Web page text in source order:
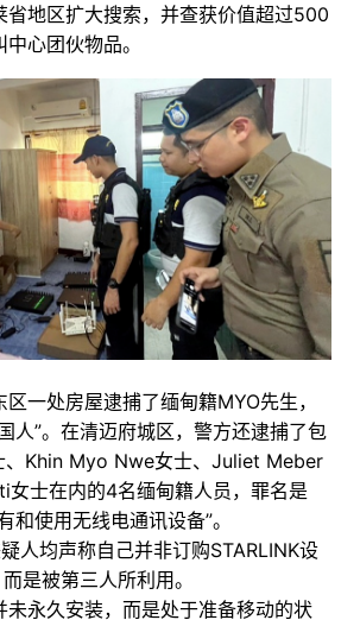
省地区扩大搜索，并查获价值超过500
心团伙物品。
一处房屋逮捕了缅甸籍MYO先生，
人”。在清迈府城区，警方还逮捕了包
、Khin Myo Nwe女士、Juliet Meber
士在内的4名缅甸籍人员，罪名是
和使用无线电通讯设备”。
人均声称自己并非订购STARLINK设
是被第三人所利用。
未永久安装，而是处于准备移动的状